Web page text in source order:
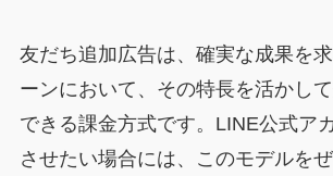
友だち追加広告は、確実な成果を
ーンにおいて、その特長を活かし
できる課金方式です。LINE公式ア
させたい場合には、このモデルを